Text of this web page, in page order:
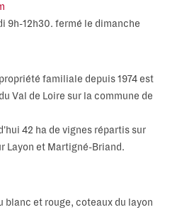
9h-12h30. fermé le dimanche
familiale depuis 1974 est
Val de Loire sur la commune de
42 ha de vignes répartis sur
Layon et Martigné-Briand.
blanc et rouge, coteaux du layon